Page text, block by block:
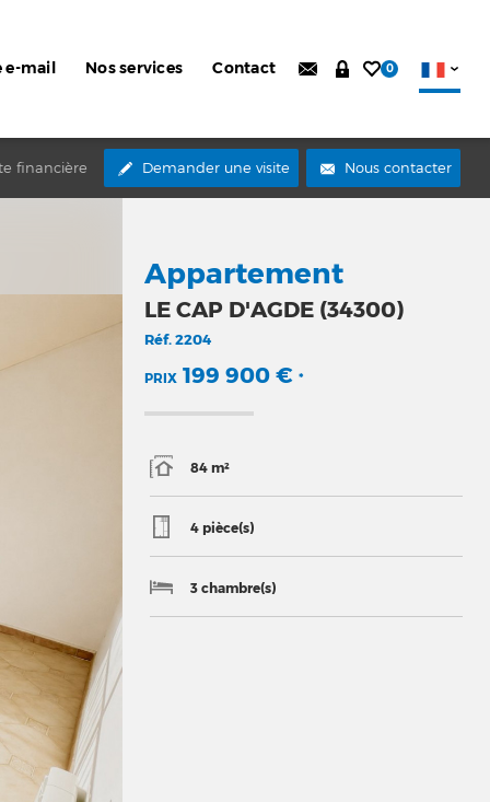
mail Nos services Contact 0
financière Demander une visite Nous contacter
Appartement
LE CAP D'AGDE (34300)
Réf.2204
PRIX 199 900 €*
84 m²
4 pièce(s)
3 chambre(s)